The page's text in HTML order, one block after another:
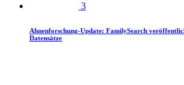
3
Ahnenforschung-Update: FamilySearch
Datensätze